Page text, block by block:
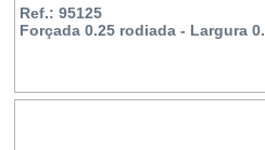
Ref.: 95125
Forçada 0.25 rodiada - Largura